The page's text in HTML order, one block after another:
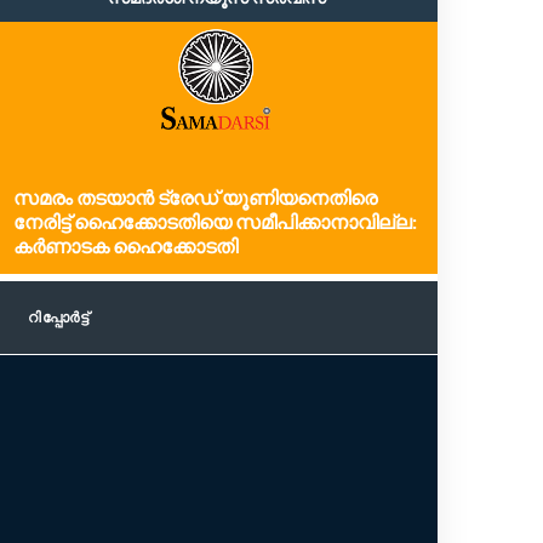
സമരം തടയാൻ ട്രേഡ് യൂണിയനെതിരെ
നേരിട്ട് ഹൈക്കോടതിയെ സമീപിക്കാനാവില്ല:
കർണാടക ഹൈക്കോടതി
റിപ്പോര്‍ട്ട്